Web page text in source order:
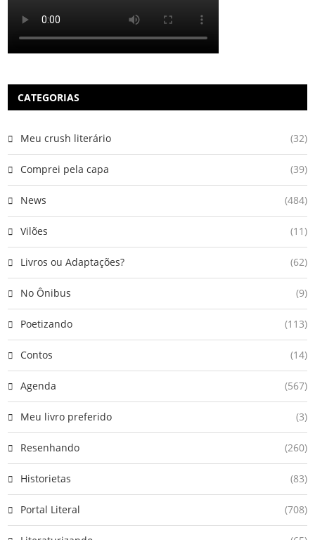
CATEGORIAS
Meu crush literário (32)
Comprei pela capa (39)
News (484)
Vilões (11)
Livros ou Adaptações? (62)
No Ônibus (9)
Poetizando (113)
Contos (14)
Agenda (567)
Meu livro preferido (3)
Resenhando (260)
Historietas (83)
Portal Literal (708)